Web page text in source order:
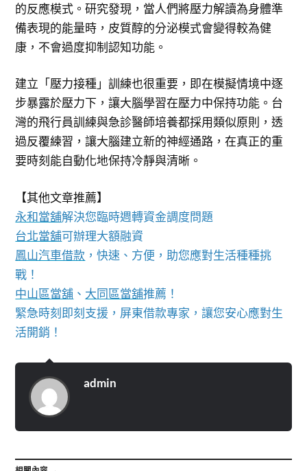
的反應模式。研究發現，當人們將壓力解讀為身體準
備表現的能量時，皮質醇的分泌模式會變得較為健
康，不會過度抑制認知功能。
建立「壓力接種」訓練也很重要，即在模擬情境中逐
步暴露於壓力下，讓大腦學習在壓力中保持功能。台
灣的飛行員訓練與急診醫師培養都採用類似原則，透
過反覆練習，讓大腦建立新的神經通路，在真正的重
要時刻能自動化地保持冷靜與清晰。
【其他文章推薦】
永和當舖解決您臨時週轉資金調度問題
台北當舖可辦理大額融資
鳳山汽車借款 ，快速、方便，助您應對生活種種挑
戰！
中山區當舖 、 大同區當舖推薦！
緊急時刻即刻支援，屏東借款專家，讓您安心應對生
活開銷！
admin